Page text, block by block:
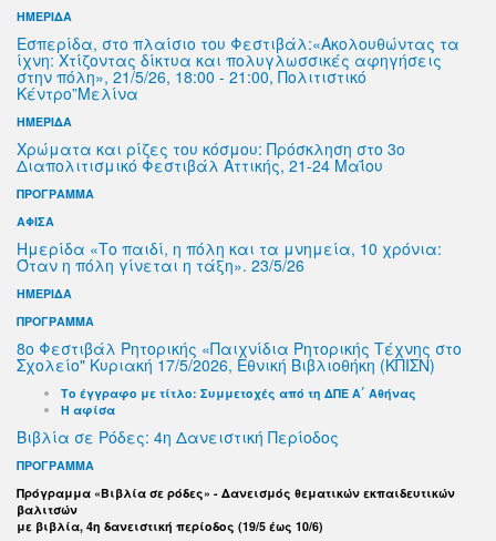
ΗΜΕΡΙΔΑ
Εσπερίδα, στο πλαίσιο του Φεστιβάλ:«Ακολουθώντας τα
ίχνη: Χτίζοντας δίκτυα και πολυγλωσσικές αφηγήσεις
στην πόλη», 21/5/26, 18:00 - 21:00, Πολιτιστικό
Κέντρο”Μελίνα
ΗΜΕΡΙΔΑ
Χρώματα και ρίζες του κόσμου: Πρόσκληση στο 3ο
Διαπολιτισμικό Φεστιβάλ Αττικής, 21-24 Μαΐου
ΠΡΟΓΡΑΜΜΑ
ΑΦΙΣΑ
Ημερίδα «Το παιδί, η πόλη και τα μνημεία, 10 χρόνια:
Όταν η πόλη γίνεται η τάξη». 23/5/26
ΗΜΕΡΙΔΑ
ΠΡΟΓΡΑΜΜΑ
8ο Φεστιβάλ Ρητορικής «Παιχνίδια Ρητορικής Τέχνης στο
Σχολείο" Κυριακή 17/5/2026, Εθνική Βιβλιοθήκη (ΚΠΙΣΝ)
Το έγγραφο με τίτλο: Συμμετοχές από τη ΔΠΕ Α΄ Αθήνας
Η αφίσα
Βιβλία σε Ρόδες: 4η Δανειστική Περίοδος
ΠΡΟΓΡΑΜΜΑ
Πρόγραμμα «Βιβλία σε ρόδες» - Δανεισμός θεματικών εκπαιδευτικών
βαλιτσών
με βιβλία, 4η δανειστική περίοδος (19/5 έως 10/6)